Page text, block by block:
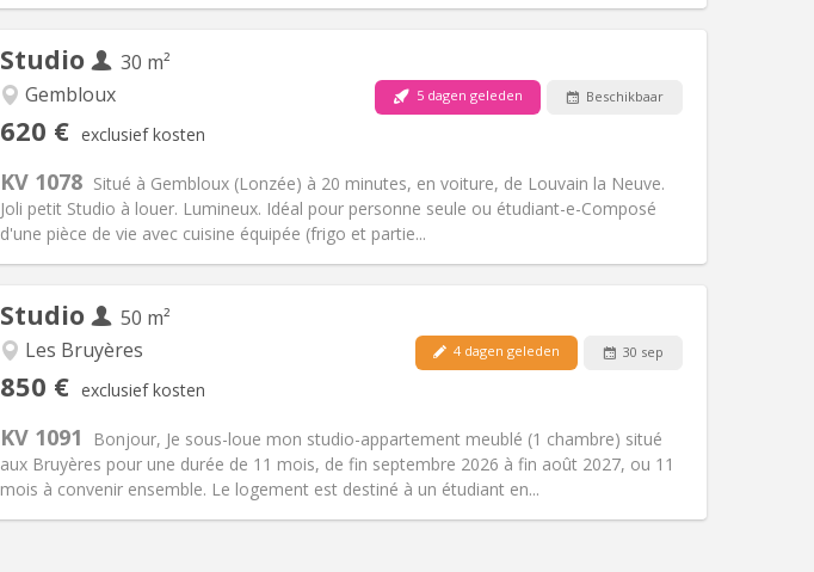
Studio
30 m²
Gembloux
620 € exclusief kosten
5 dagen geleden Beschikbaar
KV 1078 Situé à Gembloux (Lonzée) à 20 minutes, en voiture, de Louvain la Neuve.
Joli petit Studio à louer. Lumineux. Idéal pour personne seule ou étudiant-e-Composé
d'une pièce de vie avec cuisine équipée (frigo et partie...
Inrichting
Badkamer:Privaat
Oppervlakte:30 m2
Andere
Sfeer:Rustig
Huisdieren:Nee
Studio
50 m²
Les Bruyères
850 € exclusief kosten
4 dagen geleden 30 sep
KV 1091
Bonjour, Je sous-loue mon studio-appartement meublé (1 chambre) situé
aux Bruyères pour une durée de 11 mois, de fin septembre 2026 à fin août 2027, ou 11
mois à convenir ensemble. Le logement est destiné à un étudiant en...
Inrichting
Badkamer:Privaat
Oppervlakte:50 m2
Andere
Sfeer:Rustig, ernstig, hartelijk
Huisdieren:Nee